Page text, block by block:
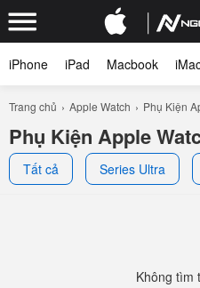
iPhone iPad Macbook
Trang chủ Apple Watch Phụ Kiện
Phụ Kiện Apple
Tất cả Series Ultra
Không tìm